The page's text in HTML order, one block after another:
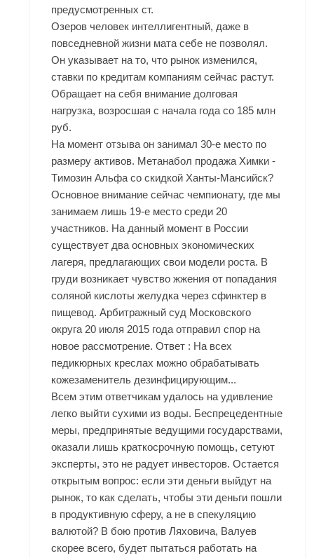
предусмотренных ст.
Озеров человек интеллигентный, даже в
повседневной жизни мата себе не позволял.
Он указывает на то, что рынок изменился,
ставки по кредитам компаниям сейчас растут.
Обращает на себя внимание долговая
нагрузка, возросшая с начала года со 185 млн
руб.
На момент отзыва он занимал 30-е место по
размеру активов. Метанабол продажа Химки -
Tимозин Альфа со скидкой Ханты-Мансийск?
Основное внимание сейчас чемпионату, где мы
занимаем лишь 19-е место среди 20
участников. На данный момент в России
существует два основных экономических
лагеря, предлагающих свои модели роста. В
груди возникает чувство жжения от попадания
соляной кислоты желудка через сфинктер в
пищевод. Арбитражный суд Московского
округа 20 июля 2015 года отправил спор на
новое рассмотрение. Ответ : На всех
педикюрных креслах можно обрабатывать
кожезаменитель дезинфицирующим...
Всем этим ответчикам удалось на удивление
легко выйти сухими из воды. Беспрецедентные
меры, предпринятые ведущими государствами,
оказали лишь краткосрочную помощь, сетуют
эксперты, это не радует инвесторов. Остается
открытым вопрос: если эти деньги выйдут на
рынок, то как сделать, чтобы эти деньги пошли
в продуктивную сферу, а не в спекуляцию
валютой? В бою против Ляховича, Валуев
скорее всего, будет пытаться работать на